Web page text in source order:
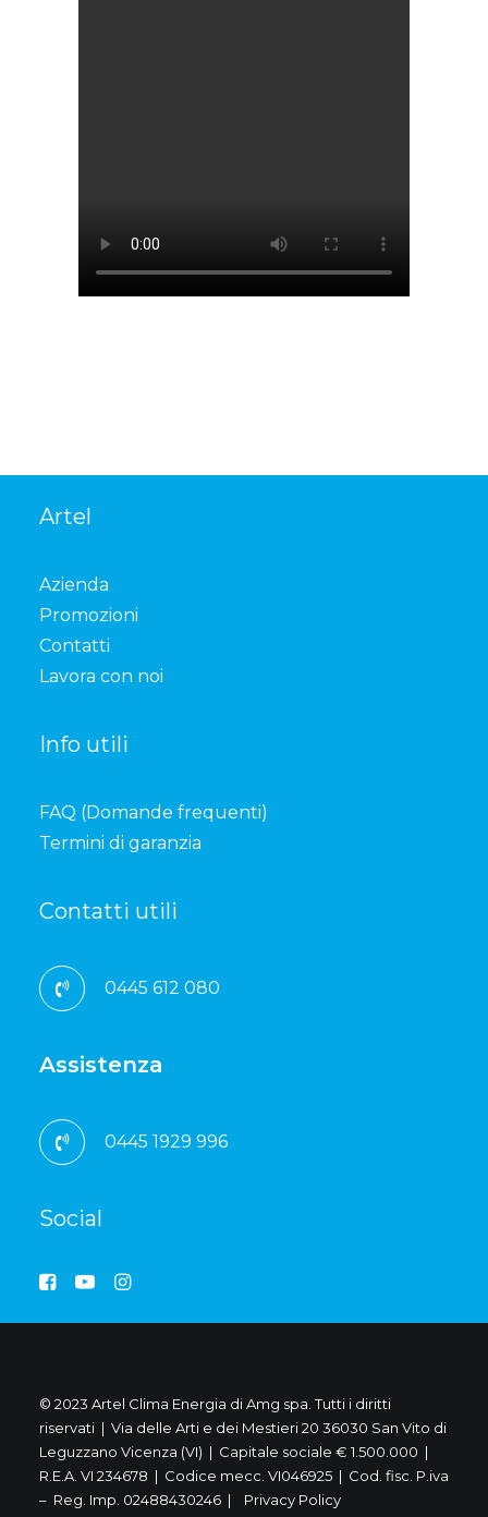
Artel
Azienda
Promozioni
Contatti
Lavora con noi
Info utili
FAQ (Domande frequenti)
Termini di garanzia
Contatti utili
0445 612 080
Assistenza
0445 1929 996
Social
© 2023 Artel Clima Energia di Amg spa. Tutti i diritti
riservati | Via delle Arti e dei Mestieri 20 36030 San Vito di
Leguzzano Vicenza (VI) | Capitale sociale € 1.500.000 |
R.E.A. VI 234678 | Codice mecc. VI046925 | Cod. fisc. P.iva
– Reg. Imp. 02488430246 | Privacy Policy